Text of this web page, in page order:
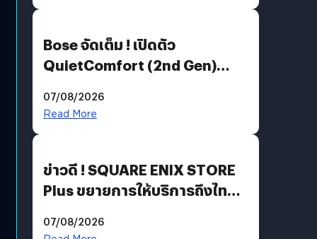
Bose จัดเต็ม ! เปิดตัว
QuietComfort (2nd Gen)
07/08/2026
Read More
ข่าวดี ! SQUARE ENIX STORE
Plus ขยายการให้บริการถึงไทย
โดยตรง
07/08/2026